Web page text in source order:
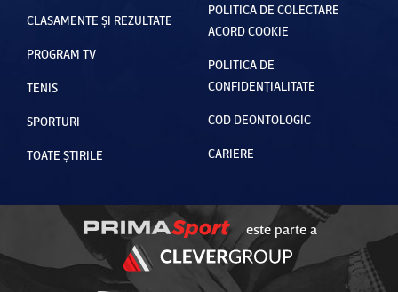
CLASAMENTE ȘI REZULTATE
PROGRAM TV
TENIS
SPORTURI
TOATE ȘTIRILE
POLITICA DE COLECTARE
ACORD COOKIE
POLITICA DE
CONFIDENȚIALITATE
COD DEONTOLOGIC
CARIERE
este parte a